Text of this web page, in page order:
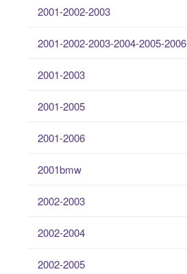
2001-2002-2003
2001-2002-2003-2004-2005-2006
2001-2003
2001-2005
2001-2006
2001bmw
2002-2003
2002-2004
2002-2005